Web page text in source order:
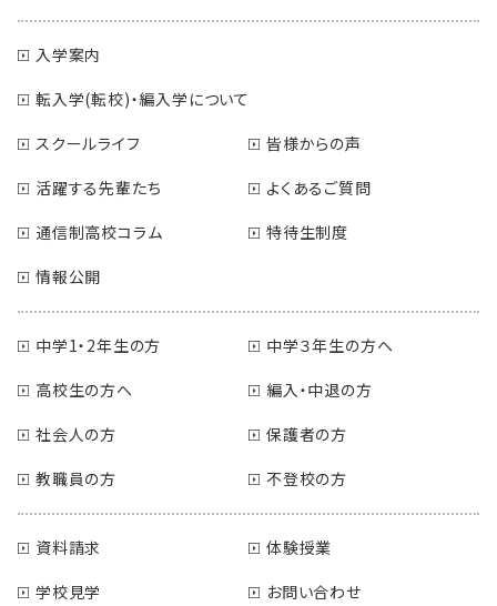
入学案内
転入学(転校)・編入学について
スクールライフ
皆様からの声
活躍する先輩たち
よくあるご質問
通信制高校コラム
特待生制度
情報公開
中学1・2年生の方
中学３年生の方へ
高校生の方へ
編入・中退の方
社会人の方
保護者の方
教職員の方
不登校の方
資料請求
体験授業
学校見学
お問い合わせ